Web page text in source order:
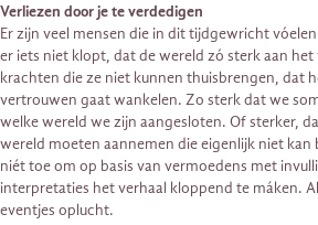
Verliezen door je te verdedigen
Er zijn veel mensen die in dit tijdgewricht
er iets niet klopt, dat de wereld zó sterk aan
krachten die ze niet kunnen thuisbrengen, dat
vertrouwen gaat wankelen. Zo sterk dat we
welke wereld we zijn aangesloten. Of sterker,
wereld moeten aannemen die eigenlijk niet kan
niét toe om op basis van vermoedens met
interpretaties het verhaal kloppend te máken.
eventjes oplucht.